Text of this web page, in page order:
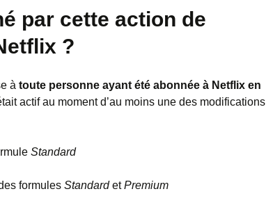
par cette action de
?
à toute personne ayant été abonnée à Netflix en
actif au moment d’au moins une des modifications
Standard
formules StandardetPremium